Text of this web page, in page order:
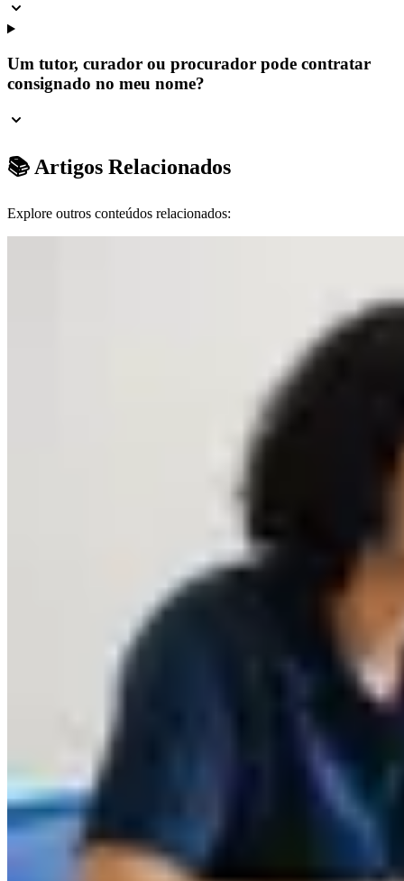
Um tutor, curador ou procurador pode contratar
consignado no meu nome?
📚 Artigos Relacionados
Explore outros conteúdos relacionados: